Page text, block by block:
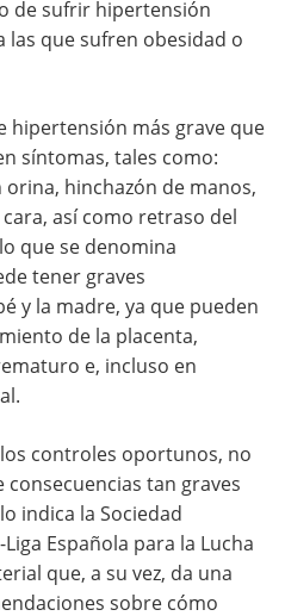
de sufrir hipertensión
que sufren obesidad o
hipertensión más grave que
síntomas, tales como:
hinchazón de manos,
así como retraso del
que se denomina
tener graves
y la madre, ya que pueden
de la placenta,
e, incluso en
controles oportunos, no
tan graves
indica la Sociedad
Española para la Lucha
que, a su vez, da una
sobre cómo